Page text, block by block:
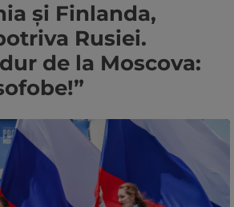
și Finlanda,
Rusiei.
de la Moscova: